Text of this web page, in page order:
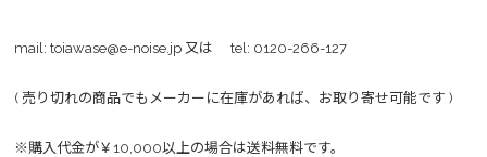
mail: toiawase@e-noise.jp 又は tel: 0120-266-127
( 売り切れの商品でもメーカーに在庫があれば、お取り寄せ可能です )
※購入代金が￥10,000以上の場合は送料無料です。